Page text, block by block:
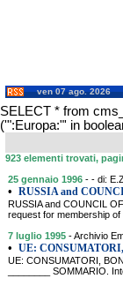
ven 07 ago. 2026
SELECT * from
('":Europa:"' in
923 elementi trovati,
25 gennaio 1996 - - di:
• RUSSIA and
RUSSIA and COUNCIL
request for membership
7 luglio 1995 - Archivio
• UE:
UE: CONSUMATORI,
________ SOMMARIO.